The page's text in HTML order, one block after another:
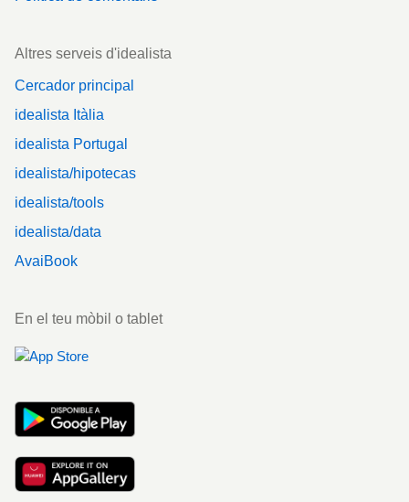
Altres serveis d'idealista
Cercador principal
idealista Itàlia
idealista Portugal
idealista/hipotecas
idealista/tools
idealista/data
AvaiBook
En el teu mòbil o tablet